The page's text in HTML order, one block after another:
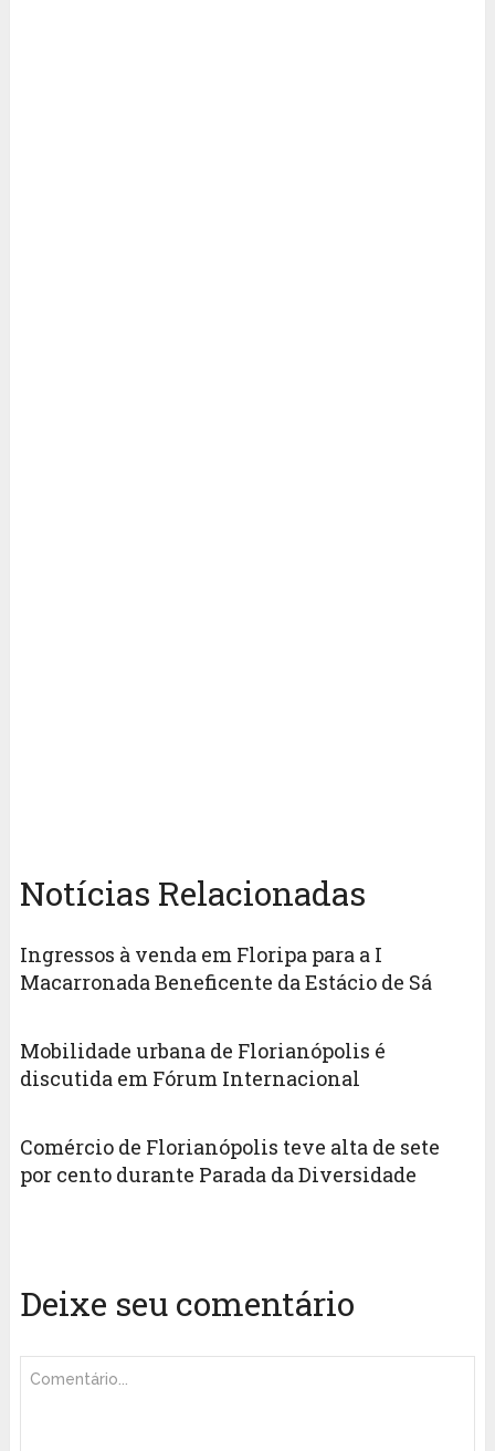
Notícias Relacionadas
Ingressos à venda em Floripa para a I
Macarronada Beneficente da Estácio de Sá
Mobilidade urbana de Florianópolis é
discutida em Fórum Internacional
Comércio de Florianópolis teve alta de sete
por cento durante Parada da Diversidade
Deixe seu comentário